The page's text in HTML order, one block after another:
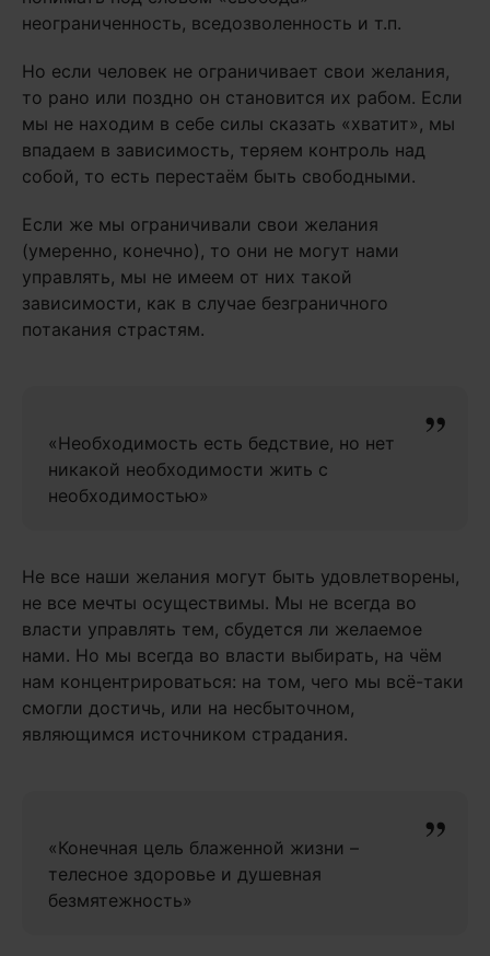
неограниченность, вседозволенность и т.п.
Но если человек не ограничивает свои желания,
то рано или поздно он становится их рабом. Если
мы не находим в себе силы сказать «хватит», мы
впадаем в зависимость, теряем контроль над
собой, то есть перестаём быть свободными.
Если же мы ограничивали свои желания
(умеренно, конечно), то они не могут нами
управлять, мы не имеем от них такой
зависимости, как в случае безграничного
потакания страстям.
«Необходимость есть бедствие, но нет
никакой необходимости жить с
необходимостью»
Не все наши желания могут быть удовлетворены,
не все мечты осуществимы. Мы не всегда во
власти управлять тем, сбудется ли желаемое
нами. Но мы всегда во власти выбирать, на чём
нам концентрироваться: на том, чего мы всё-таки
смогли достичь, или на несбыточном,
являющимся источником страдания.
«Конечная цель блаженной жизни –
телесное здоровье и душевная
безмятежность»